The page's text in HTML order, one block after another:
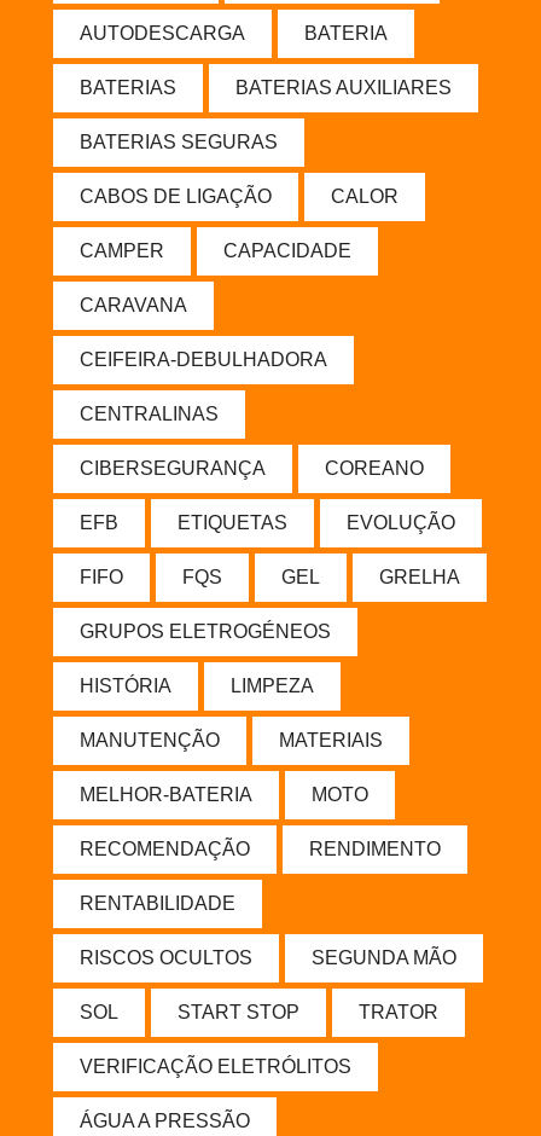
AUTODESCARGA BATERIA
BATERIAS BATERIAS AUXILIARES
BATERIAS SEGURAS
CABOS DE LIGAÇÃO CALOR
CAMPER CAPACIDADE
CARAVANA
CEIFEIRA-DEBULHADORA
CENTRALINAS
CIBERSEGURANÇA COREANO
EFB ETIQUETAS EVOLUÇÃO
FIFO FQS GEL GRELHA
GRUPOS ELETROGÉNEOS
HISTÓRIA LIMPEZA
MANUTENÇÃO MATERIAIS
MELHOR-BATERIA MOTO
RECOMENDAÇÃO RENDIMENTO
RENTABILIDADE
RISCOS OCULTOS SEGUNDA MÃO
SOL START STOP TRATOR
VERIFICAÇÃO ELETRÓLITOS
ÁGUA A PRESSÃO